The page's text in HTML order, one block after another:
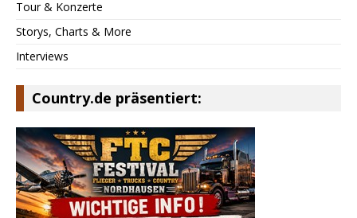
Tour & Konzerte
Storys, Charts & More
Interviews
Country.de präsentiert: